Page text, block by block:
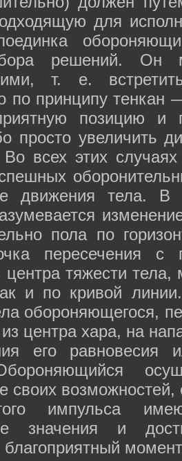
для
решений. Он
т. е.
по принципу тенкан
позицию и
просто увеличить
Во всех этих
движения тела.
пола по
пересечения с
тяжести
и по кривой
обороняющегося,
центра хара, на
его равновесия
своих
импульса
значения и